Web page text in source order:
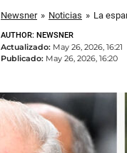
Newsner » Noticias »
AUTHOR: NEWSNER
Actualizado: May 26, 2026, 16:21
Publicado: May 26, 2026, 16:20